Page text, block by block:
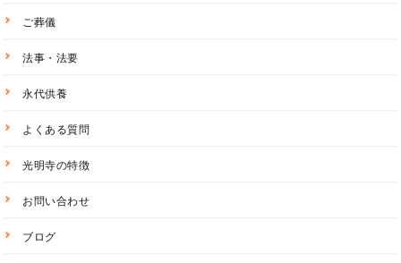
ご葬儀
法事・法要
永代供養
よくある質問
光明寺の特徴
お問い合わせ
ブログ